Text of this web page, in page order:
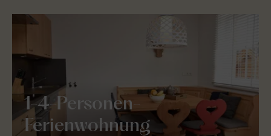
1-4-Personen-
Ferienwohnung